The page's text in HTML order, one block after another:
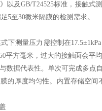
以及GB/T24525标准，接触式
5至30微米隔膜的检测需求。
测量压力需控制在
平方毫米，过大的接触面会平
据代表性。单次可完成多点
的厚度均匀性。内置存储空